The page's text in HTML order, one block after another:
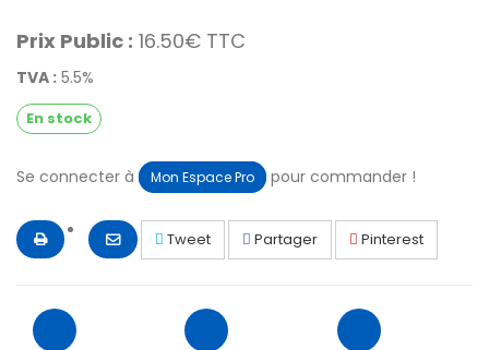
Prix Public : 16.50€ TTC
TVA : 5.5%
En stock
Se connecter à Mon Espace Pro pour commander !
Tweet Partager Pinterest